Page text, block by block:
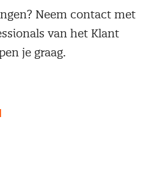
Neem contact met
van het Klant
je graag.